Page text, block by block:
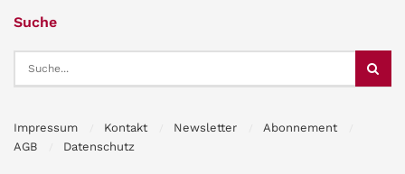
Suche
Impressum Kontakt Newsletter
Abonnement
AGB
Datenschutz